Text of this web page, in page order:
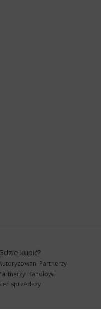
kupić?
Partnerzy
Handlowi
sprzedaży